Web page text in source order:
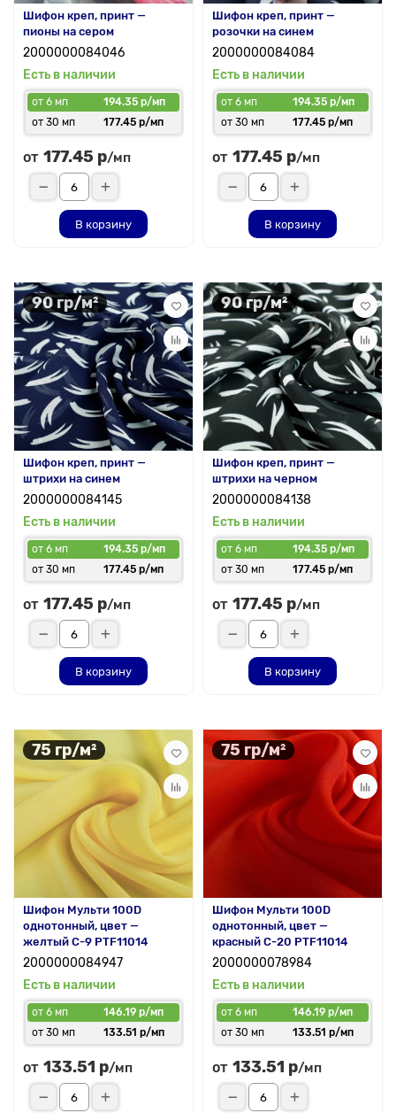
Шифон креп, принт —
пионы на сером
2000000084046
Есть в наличии
от 6 мп
194.35 р/мп
от 30 мп
177.45 р/мп
от 177.45 р/мп
В корзину
Шифон креп, принт —
розочки на синем
2000000084084
Есть в наличии
от 6 мп
194.35 р/мп
от 30 мп
177.45 р/мп
от 177.45 р/мп
В корзину
90 гр/м²
Шифон креп, принт —
штрихи на синем
2000000084145
Есть в наличии
от 6 мп
194.35 р/мп
от 30 мп
177.45 р/мп
от 177.45 р/мп
В корзину
90 гр/м²
Шифон креп, принт —
штрихи на черном
2000000084138
Есть в наличии
от 6 мп
194.35 р/мп
от 30 мп
177.45 р/мп
от 177.45 р/мп
В корзину
75 гр/м²
Шифон Мульти 100D
однотонный, цвет —
желтый C-9 PTF11014
2000000084947
Есть в наличии
от 6 мп
146.19 р/мп
от 30 мп
133.51 р/мп
от 133.51 р/мп
75 гр/м²
Шифон Мульти 100D
однотонный, цвет —
красный C-20 PTF11014
2000000078984
Есть в наличии
от 6 мп
146.19 р/мп
от 30 мп
133.51 р/мп
от 133.51 р/мп